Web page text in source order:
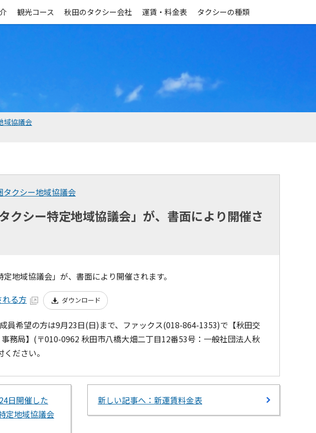
観光コース 秋田のタクシー会社 運賃・料金表 タクシーの種類
域協議会
タクシー地域協議会
クシー特定地域協議会」が、書面により開催さ
定地域協議会」が、書面により開催されます。
れる方
ダウンロード
員希望の方は9月23日(日)まで、ファックス(018-864-1353)で【秋田交
務局】(〒010-0962 秋田市八橋大畑二丁目12番53号：一般社団法人秋
ださい。
日開催した
定地域協議会
新しい記事へ：新運賃料金表